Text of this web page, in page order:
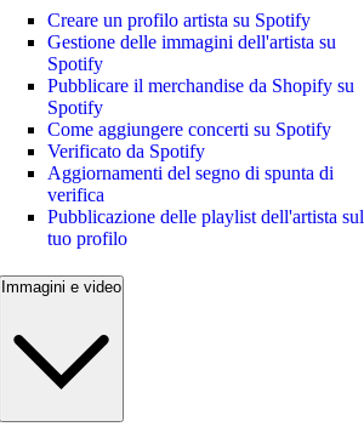
Creare un profilo artista su Spotify
Gestione delle immagini dell'artista su
Spotify
Pubblicare il merchandise da Shopify su
Spotify
Come aggiungere concerti su Spotify
Verificato da Spotify
Aggiornamenti del segno di spunta di
verifica
Pubblicazione delle playlist dell'artista sul
tuo profilo
Immagini e video